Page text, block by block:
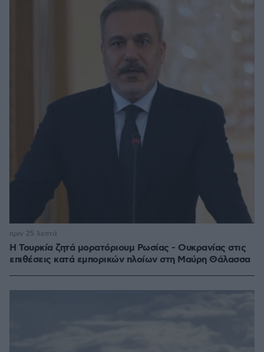
Η Τουρκία ζητά μορατόριουμ Ρωσίας - Ουκρανίας στις
επιθέσεις κατά εμπορικών πλοίων στη Μαύρη Θάλασσα
πριν 25 λεπτά